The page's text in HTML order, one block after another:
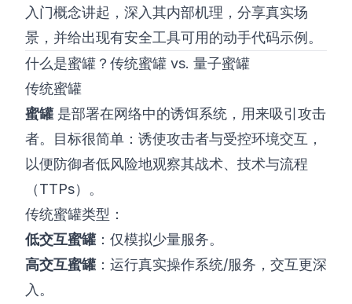
入门概念讲起，深入其内部机理，分享真实场
景，并给出现有安全工具可用的动手代码示例。
什么是蜜罐？传统蜜罐 vs. 量子蜜罐
传统蜜罐
蜜罐是部署在网络中的诱饵系统，用来吸引攻击
者。目标很简单：诱使攻击者与受控环境交互，
以便防御者低风险地观察其战术、技术与流程
（TTPs）。
传统蜜罐类型：
低交互蜜罐：仅模拟少量服务。
高交互蜜罐：运行真实操作系统/服务，交互更深
入。